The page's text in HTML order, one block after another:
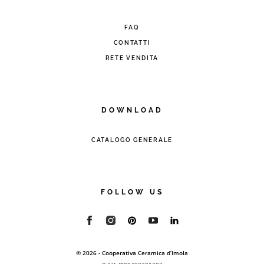
FAQ
CONTATTI
RETE VENDITA
DOWNLOAD
CATALOGO GENERALE
FOLLOW US
© 2026 - Cooperativa Ceramica d’Imola